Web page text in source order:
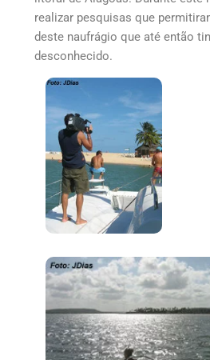
realizar pesquisas que
deste naufrágio que até então
desconhecido.